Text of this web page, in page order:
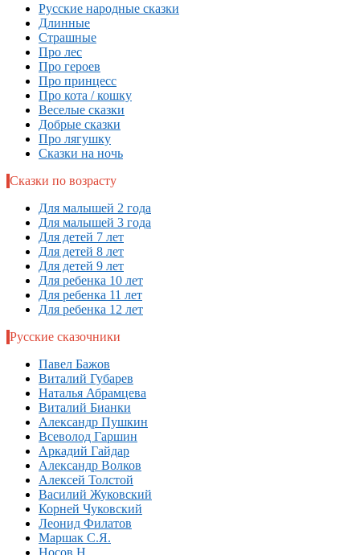
Русские народные сказки
Длинные
Страшные
Про лес
Про героев
Про принцесс
Про кота / кошку
Веселые сказки
Добрые сказки
Про лягушку
Сказки на ночь
Сказки по возрасту
Для малышей 2 года
Для малышей 3 года
Для детей 7 лет
Для детей 8 лет
Для детей 9 лет
Для ребенка 10 лет
Для ребенка 11 лет
Для ребенка 12 лет
Русские сказочники
Павел Бажов
Виталий Губарев
Наталья Абрамцева
Виталий Бианки
Александр Пушкин
Всеволод Гаршин
Аркадий Гайдар
Александр Волков
Алексей Толстой
Василий Жуковский
Корней Чуковский
Леонид Филатов
Маршак С.Я.
Носов Н.